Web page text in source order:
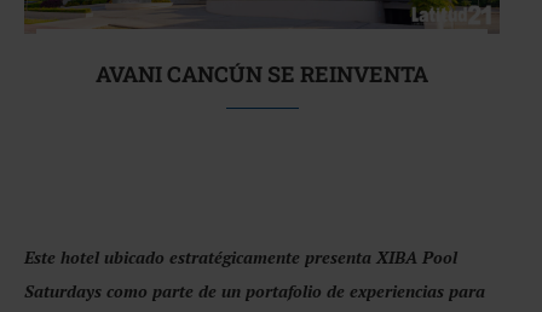
AVANI CANCÚN SE REINVENTA
Este hotel ubicado estratégicamente presenta XIBA Pool
Saturdays como parte de un portafolio de experiencias para